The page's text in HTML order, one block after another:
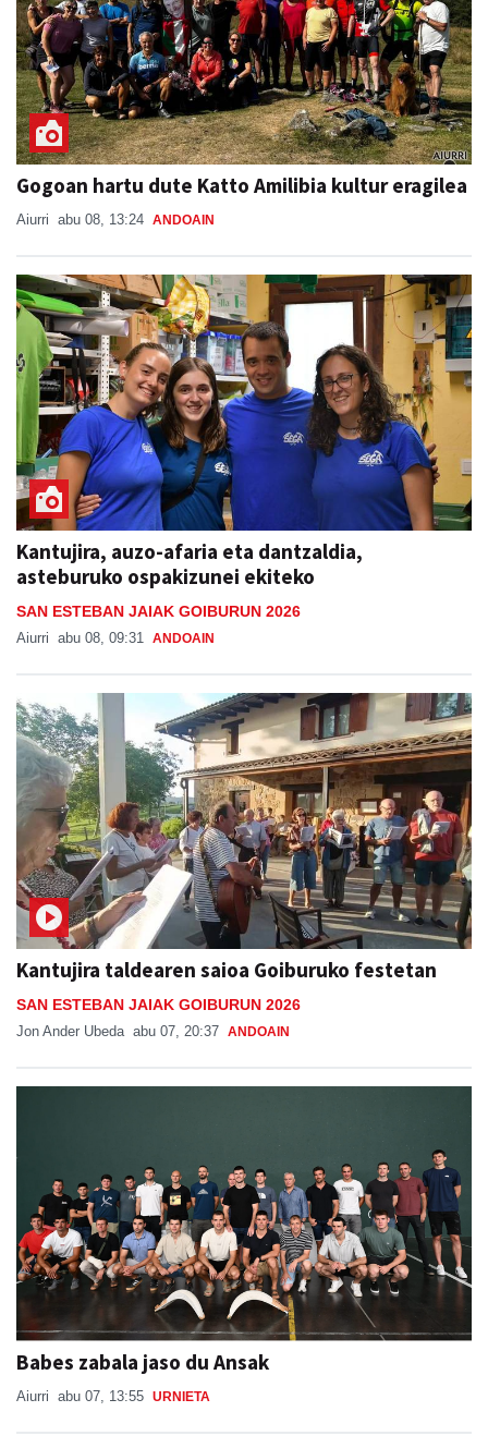
Gogoan hartu dute Katto Amilibia kultur eragilea
Aiurri abu 08, 13:24 ANDOAIN
Kantujira, auzo-afaria eta dantzaldia,
asteburuko ospakizunei ekiteko
SAN ESTEBAN JAIAK GOIBURUN 2026
Aiurri abu 08, 09:31 ANDOAIN
Kantujira taldearen saioa Goiburuko festetan
SAN ESTEBAN JAIAK GOIBURUN 2026
Jon Ander Ubeda abu 07, 20:37 ANDOAIN
Babes zabala jaso du Ansak
Aiurri abu 07, 13:55 URNIETA